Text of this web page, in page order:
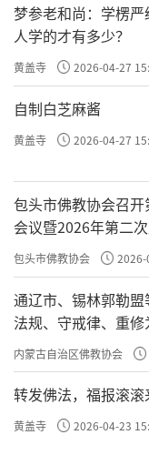
梦参老和尚：学楞
人学的才有多少？
黄盖寺 2026-04-27
自制白芝麻酱
黄盖寺 2026-04-27
包头市佛教协会召
会议暨2026年第二
包头市佛教协会 2026-
通辽市、锡林郭勒
法规、守戒律、重
专题学习会
内蒙古自治区佛教协会
转发佛法，福报滚滚
黄盖寺 2026-04-23